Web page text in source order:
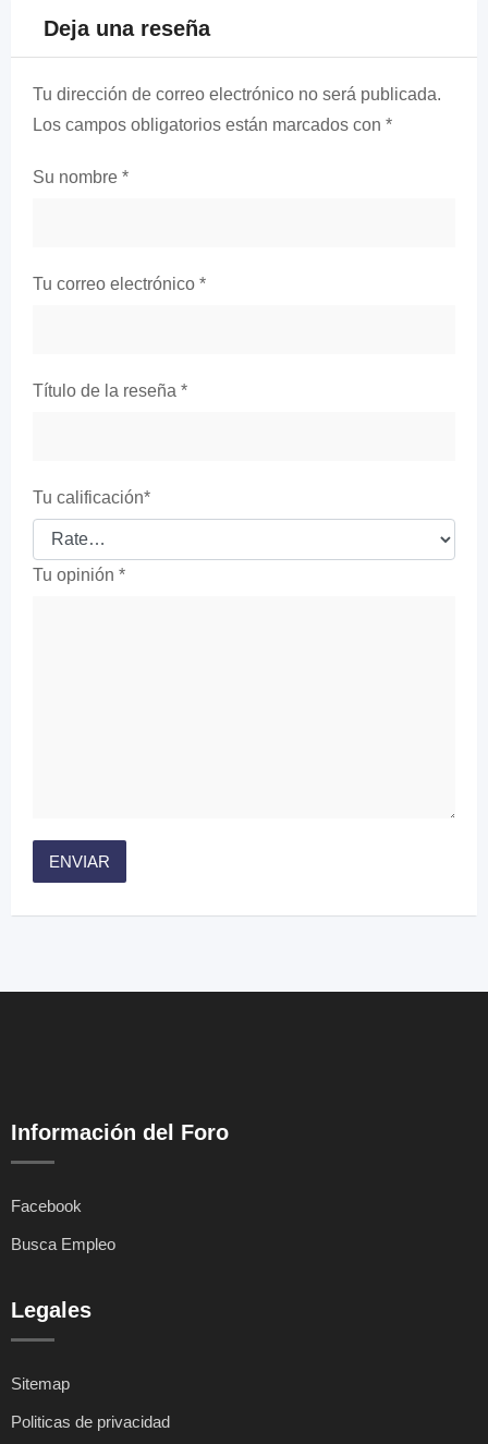
Deja una reseña
Tu dirección de correo electrónico no será publicada.
Los campos obligatorios están marcados con *
Su nombre *
Tu correo electrónico *
Título de la reseña *
Tu calificación*
Tu opinión *
Información del Foro
Facebook
Busca Empleo
Legales
Sitemap
Politicas de privacidad